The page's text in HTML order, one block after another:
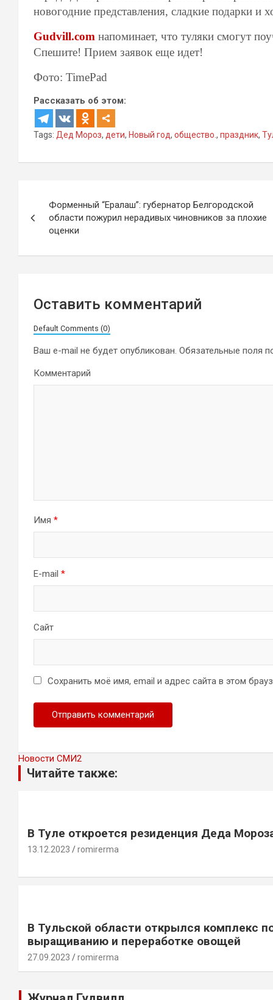
новогодние представления, сладкие подарки и
Gudvill.com напоминает, что туляки смогут
Спешите! Прием заявок еще идет!
Фото: TimePad
Рассказать об этом:
Tags: Дед Мороз, дети, Новый год, общество. , праздник,
по
записям
Форменный “Ералаш”: губернатор Белгородской
области пожурил нерадивых чиновников за плохие
оценки
Оставить комментарий
Default Comments (0)
Ваш e-mail не будет опубликован. Обязательные поля
Комментарий
Имя *
E-mail *
Сайт
Сохранить моё имя, email и адрес сайта в этом
Новости СМИ2
Читайте также:
В Туле откроется резиденция Деда
13.12.2023 romirerma
В Тульской области открылся комплекс
выращиванию и переработке овощей
27.09.2023 romirerma